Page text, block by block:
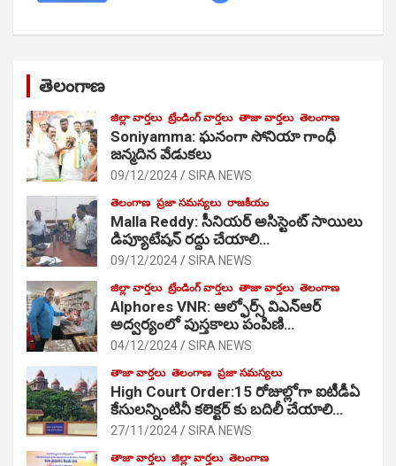
తెలంగాణ
జిల్లా వార్తలు ట్రేండింగ్ వార్తలు తాజా వార్తలు తెలంగాణ
Soniyamma: ఘ‌నంగా సోనియా గాంధీ
జ‌న్మ‌దిన వేడుక‌లు
09/12/2024 SIRA NEWS
తెలంగాణ ప్రజా సమస్యలు రాజకీయం
Malla Reddy: సీనియర్ అసిస్టెంట్ సాయిలు
డిప్యూటేషన్ రద్దు చేయాలి…
09/12/2024 SIRA NEWS
జిల్లా వార్తలు ట్రేండింగ్ వార్తలు తాజా వార్తలు తెలంగాణ
Alphores VNR: ఆల్ఫోర్స్ విఎన్ఆర్
అద్వర్యంలో పుస్తకాలు పంపిణి…
04/12/2024 SIRA NEWS
తాజా వార్తలు తెలంగాణ ప్రజా సమస్యలు
High Court Order:15 రోజుల్లోగా ఐటీడీఏ
కేసులన్నింటినీ కలెక్టర్ కు బదిలీ చేయాలి…
27/11/2024 SIRA NEWS
తాజా వార్తలు జిల్లా వార్తలు తెలంగాణ